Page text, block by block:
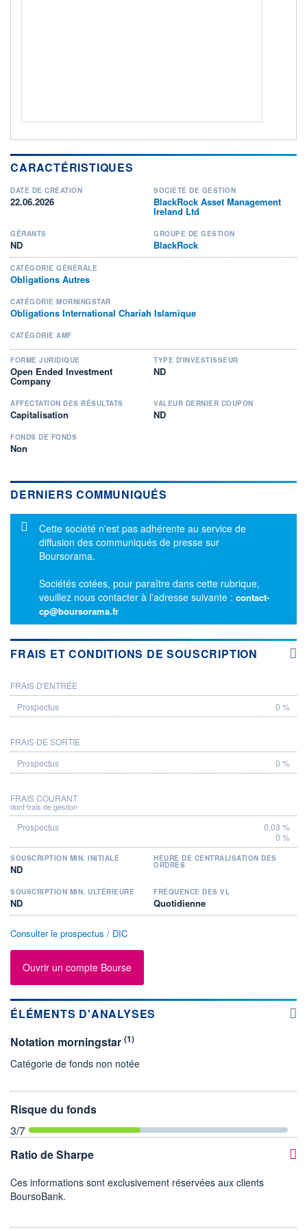
+ PORTEFEUILLE + LISTE
CARACTÉRISTIQUES
DATE DE CRÉATION
22.06.2026
SOCIÉTÉ DE GESTION
BlackRock Asset Management
Ireland Ltd
GÉRANTS
ND
GROUPE DE GESTION
BlackRock
CATÉGORIE GÉNÉRALE
Obligations Autres
CATÉGORIE MORNINGSTAR
Obligations International Chariah Islamique
CATÉGORIE AMF
FORME JURIDIQUE
Open Ended Investment
Company
TYPE D'INVESTISSEUR
ND
AFFECTATION DES RÉSULTATS
Capitalisation
VALEUR DERNIER COUPON
ND
FONDS DE FONDS
Non
DERNIERS COMMUNIQUÉS
Message d'information
Cette société n'est pas adhérente au service de
diffusion des communiqués de presse sur
Boursorama.
Sociétés cotées, pour paraître dans cette rubrique,
veuillez nous contacter à l'adresse suivante : contact-
cp@boursorama.fr
FRAIS ET CONDITIONS DE SOUSCRIPTION
PROSPECTUS
FRAIS D'ENTRÉE
0 %
FRAIS DE SORTIE
0 %
FRAIS COURANT
dont frais de gestion
0,03 %
0 %
SOUSCRIPTION MIN. INITIALE
ND
HEURE DE CENTRALISATION DES
ORDRES
SOUSCRIPTION MIN. ULTÉRIEURE
ND
FRÉQUENCE DES VL
Quotidienne
Consulter le prospectus / DIC
Ouvrir un compte Bourse
ÉLÉMENTS D'ANALYSES
Notation morningstar (1)
Catégorie de fonds non notée
Risque du fonds
3/7
Ratio de Sharpe
Ces informations sont exclusivement réservées aux clients
BoursoBank.